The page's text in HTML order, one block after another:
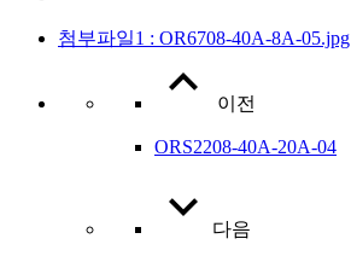
첨부파일1 : OR6708-40A-8A-05.jpg
이전
ORS2208-40A-20A-04
다음